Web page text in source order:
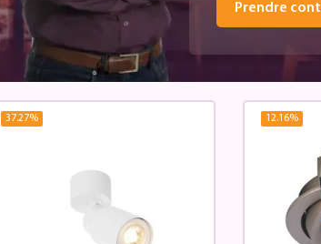
Prendre
37.27% 12.16%